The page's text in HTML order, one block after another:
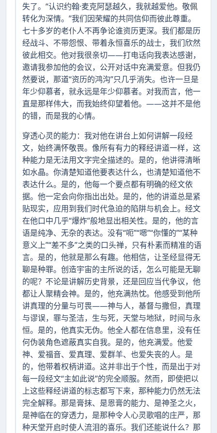
失了。“认识约翰·麦克阿瑟越久，我就越爱他。敬佩
转化为深情。”我们因荣耀的共同信仰而彼此尊重。
七十多岁的老仆人不再争论谁资历更深。我们都是历
经战斗、不带怨恨、带着永恒喜乐的战士，我们欣然
彼此相交。他对我很亲切——打电话向我表达感谢，
邀请我参加他的会议，公开对话中充满爱意。但我仍
然要说，那道“资历的鸿沟”只几乎消失。也许一旦是
年少仰慕者，就永远是年少仰慕者。对我而言，他一
直是那样伟大，而我始终仰望着他。——这并不是他
的错，而是我的心情。
穿透心灵的能力：我对他在讲台上如何讲解一段经
文，始终满怀敬畏。像所有有力的释经讲道一样，这
种能力是无法用文字完全描述的。是的，他讲得清晰
如水晶。你清楚知道他要表达什么，也清楚知道他不
表达什么。是的，他每一个要点都有明确的经文依
据。他一定会向你指出出处。是的，他的讲道总是紧
贴现实，应用到我们时代急迫的陷阱与机会上。经文
在他口中几乎“爆炸”般地显出相关性。是的，他的言
语是纯净、无杂的表达。没有“呃”“嗯”“你懂的”“某种
意义上”“差不多”之类的口头禅，只有朴素而精准的语
言。是的，他就是那么有趣。他相信，让圣经显得无
聊是种罪。创造宇宙的主所说的话，怎么可能是无聊
的呢？不论是讲解历史背景，还是回应当代争议，他
都让人聚精会神。是的，他充满热忱。他感受到他所
讲真理的分量与可畏——神与人，基督与撒但，真理
与谬误，罪与圣洁，生与死，天堂与地狱，时间与永
恒。是的，他真实无伪。他全人都在信息里，没有任
何伪装角色遮蔽真实自我。是的，他充满爱。他爱
神、爱福音、爱真理、爱群羊、也爱失丧的人。是
的，他带着权柄讲道。这并非出于个性，而是出于对
每一段经文“主如此说”的完全顺服。然而，即使把以
上这些释经讲道的标志都写下来，那种能力仍然无法
完全解释。那是膏抹、是恩膏的能力、是神圣之火，
是神临在的穿透力，是那种令人心灵歌唱的庄严，那
种天堂开启时使人流泪的喜乐。我们还能说什么？那